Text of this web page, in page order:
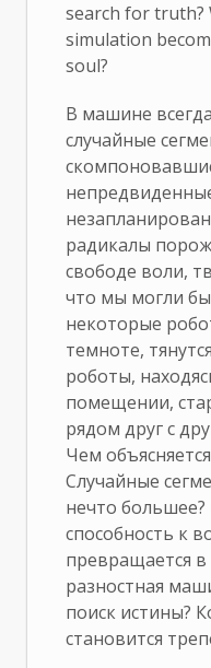
search for truth?
simulation
soul?
В машине
случайные
радикалы
свободе воли,
что мы могли
некоторые
темноте,
роботы,
помещении,
рядом друг с
Чем
Случайные
нечто
способность к
превращается в
разностная
поиск истины?
становится